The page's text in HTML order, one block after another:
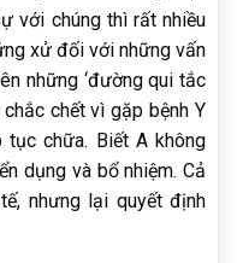
với chúng thì rất nhiều
xử đối với những vấn
những ‘đường qui tắc
chắc chết vì gặp bệnh Y
tục chữa. Biết A không
dụng và bổ nhiệm. Cả
nhưng lại quyết định